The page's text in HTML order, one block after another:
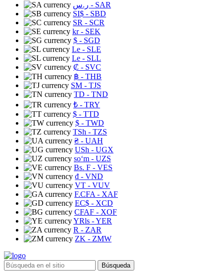
ر.س - SAR
SI$ - SBD
SR - SCR
kr- SEK
$ - SGD
Le - SLE
Le - SLL
₡ - SVC
฿ - THB
ЅМ - TJS
TD - TND
₺ - TRY
$ - TTD
$ - TWD
TSh - TZS
₴ - UAH
USh - UGX
soʻm - UZS
Bs. F - VES
₫ - VND
VT - VUV
F.CFA - XAF
EC$ - XCD
CFAF - XOF
YRls - YER
R - ZAR
ZK - ZMW
Búsqueda